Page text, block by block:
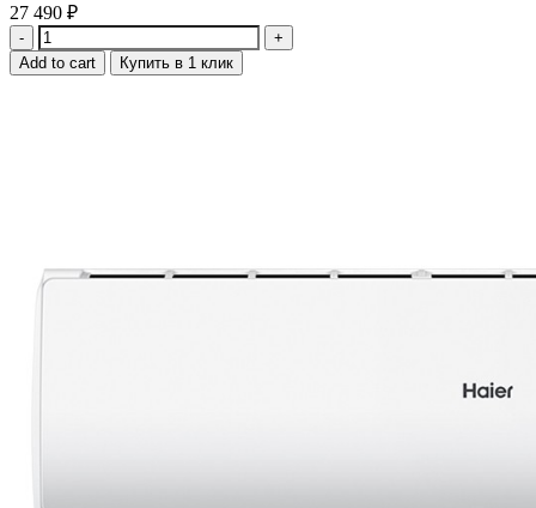
27 490 ₽
Quantity
Add to cart Купить в 1 клик